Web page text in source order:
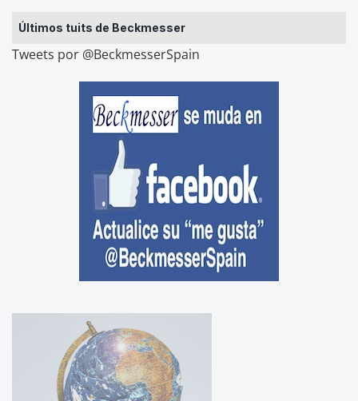
Últimos tuits de Beckmesser
Tweets por @BeckmesserSpain